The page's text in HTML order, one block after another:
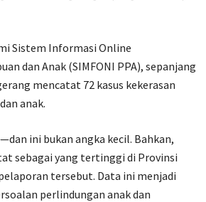
Sistem Informasi Online
dan Anak (SIMFONI PPA), sepanjang
mencatat 72 kasus kekerasan
anak.
ini bukan angka kecil. Bahkan,
sebagai yang tertinggi di Provinsi
tersebut. Data ini menjadi
perlindungan anak dan